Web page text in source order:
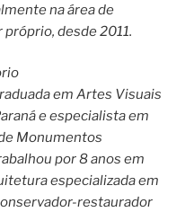
na área de
desde 2011.
em Artes Visuais
e especialista em
Monumentos
por 8 anos em
especializada em
restaurador